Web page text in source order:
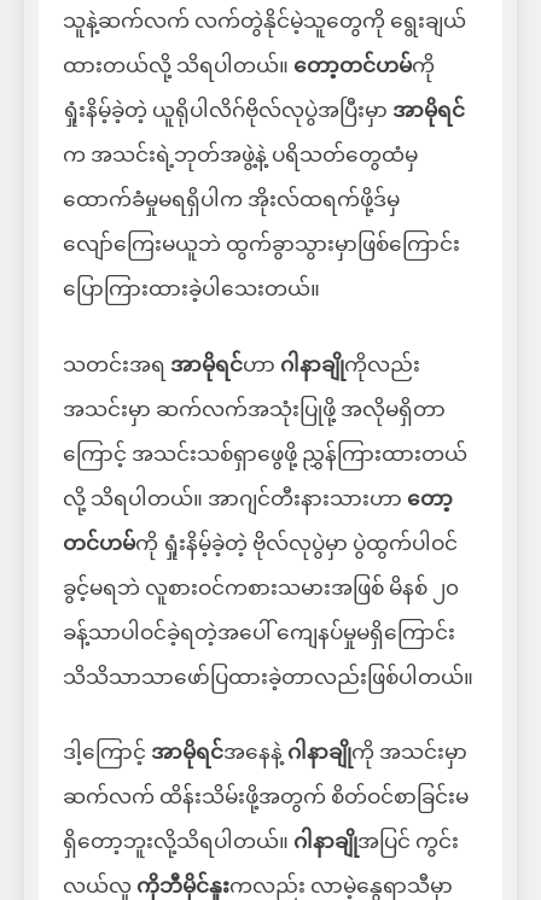
သူနဲ့ဆက်လက် လက်တွဲနိုင်မဲ့သူတွေကို ရွေးချယ်
ထားတယ်လို့ သိရပါတယ်။ တော့တင်ဟမ်ကို
ရှုံးနိမ့်ခဲ့တဲ့ ယူရိုပါလိဂ်ဗိုလ်လုပွဲအပြီးမှာ အာမိုရင်
က အသင်းရဲ့ဘုတ်အဖွဲ့နဲ့ ပရိသတ်တွေထံမှ
ထောက်ခံမှုမရရှိပါက အိုးလ်ထရက်ဖို့ဒ်မှ
လျော်ကြေးမယူဘဲ ထွက်ခွာသွားမှာဖြစ်ကြောင်း
ပြောကြားထားခဲ့ပါသေးတယ်။
သတင်းအရ အာမိုရင်ဟာ ဂါနာချိုကိုလည်း
အသင်းမှာ ဆက်လက်အသုံးပြုဖို့ အလိုမရှိတာ
ကြောင့် အသင်းသစ်ရှာဖွေဖို့ ညွှန်ကြားထားတယ်
လို့ သိရပါတယ်။ အာဂျင်တီးနားသားဟာ တော့
တင်ဟမ်ကို ရှုံးနိမ့်ခဲ့တဲ့ ဗိုလ်လုပွဲမှာ ပွဲထွက်ပါဝင်
ခွင့်မရဘဲ လူစားဝင်ကစားသမားအဖြစ် မိနစ် ၂၀
ခန့်သာပါဝင်ခဲ့ရတဲ့အပေါ် ကျေနပ်မှုမရှိကြောင်း
သိသိသာသာဖော်ပြထားခဲ့တာလည်းဖြစ်ပါတယ်။
ဒါ့ကြောင့် အာမိုရင်အနေနဲ့ ဂါနာချိုကို အသင်းမှာ
ဆက်လက် ထိန်းသိမ်းဖို့အတွက် စိတ်ဝင်စာခြင်းမ
ရှိတော့ဘူးလို့သိရပါတယ်။ ဂါနာချိုအပြင် ကွင်း
လယ်လူ ကိုဘီမိုင်နူးကလည်း လာမဲ့နွေရာသီမှာ